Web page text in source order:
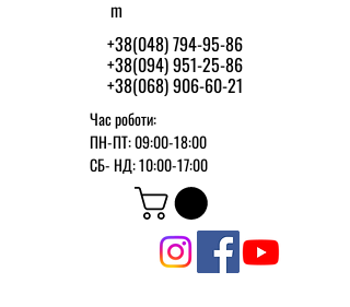
m
+38(048) 794-95-86
+38(094) 951-25-86
+38(068) 906-60-21
Час роботи:
ПН-ПТ: 09:00-18:00
СБ-НД: 10:00-17:00